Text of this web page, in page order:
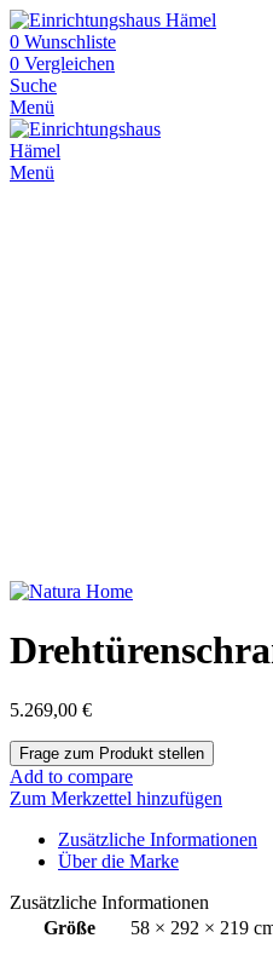
0 Wunschliste
0 Vergleichen
Suche
Menü
Menü
5.269,00 €
Add to compare
Zum Merkzettel hinzufügen
Zusätzliche Informationen
Über die Marke
Zusätzliche Informationen
Größe
58 × 292 × 219